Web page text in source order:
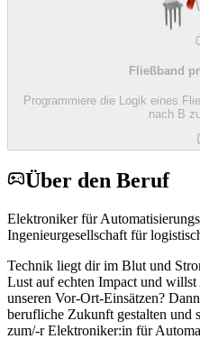
Fließband
Programmiere die Logik eines
nach B
Über den Beruf
Elektroniker für
Ingenieurgesellschaft für
Technik liegt dir im Blut und
Lust auf echten Impact und
unseren Vor-Ort-Einsätzen?
berufliche Zukunft gestalten und
zum/-r Elektroniker:in für